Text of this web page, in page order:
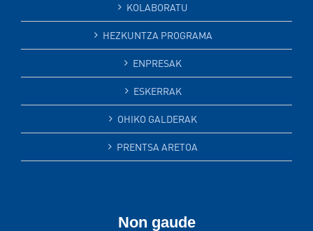
KOLABORATU
HEZKUNTZA PROGRAMA
ENPRESAK
ESKERRAK
OHIKO GALDERAK
PRENTSA ARETOA
Non gaude